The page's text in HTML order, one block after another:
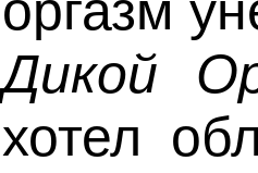
Дикой
хотел